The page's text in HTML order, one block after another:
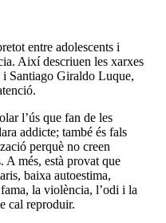
entre adolescents i
Així descriuen les xarxes
Santiago Giraldo Luque,
l’ús que fan de les
addicte; també és fals
perquè no creen
A més, està provat que
baixa autoestima,
la violència, l’odi i la
cal reproduir.